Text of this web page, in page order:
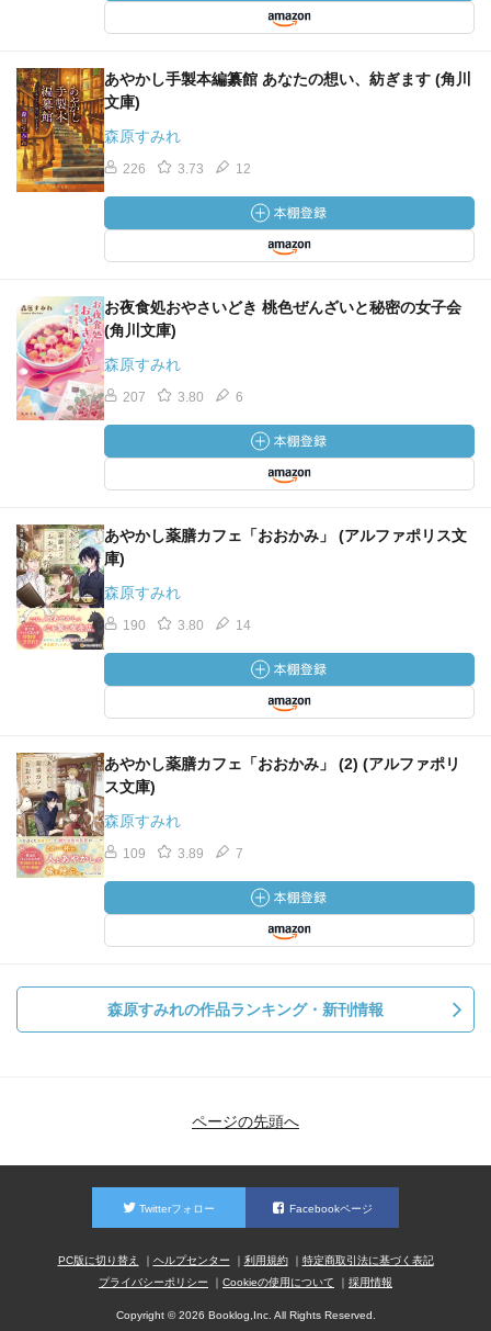
あやかし手製本編纂館 あなたの想い、紡ぎます (角川
文庫)
森原すみれ
226 3.73 12
お夜食処おやさいどき 桃色ぜんざいと秘密の女子会
(角川文庫)
森原すみれ
207 3.80 6
あやかし薬膳カフェ「おおかみ」 (アルファポリス文
庫)
森原すみれ
190 3.80 14
あやかし薬膳カフェ「おおかみ」 (2) (アルファポリ
ス文庫)
森原すみれ
109 3.89 7
森原すみれの作品ランキング・新刊情報
ページの先頭へ
Twitterフォロー Facebookページ
PC版に切り替え ヘルプセンター 利用規約
特定商取引法に基づく表記
プライバシーポリシー
Cookieの使用について 採用情報
Copyright © 2026 Booklog,Inc. All Rights Reserved.